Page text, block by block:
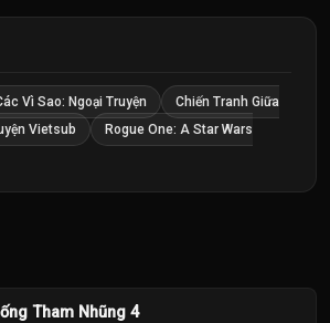
Vì Sao: Ngoại Truyện
Chiến Tranh Giữa
Vietsub
Rogue One: A Star Wars
Tham Nhũng 4